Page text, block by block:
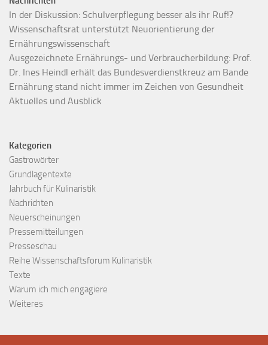
In der Diskussion: Schulverpflegung besser als ihr Ruf!?
Wissenschaftsrat unterstützt Neuorientierung der
Ernährungswissenschaft
Ausgezeichnete Ernährungs- und Verbraucherbildung: Prof.
Dr. Ines Heindl erhält das Bundesverdienstkreuz am Bande
Ernährung stand nicht immer im Zeichen von Gesundheit
Aktuelles und Ausblick
Kategorien
Gastrowörter
Grundlagentexte
Jahrbuch für Kulinaristik
Nachrichten
Neuerscheinungen
Pressemitteilungen
Presseschau
Reihe Wissenschaftsforum Kulinaristik
Texte
Warum ich mich engagiere
Weiteres